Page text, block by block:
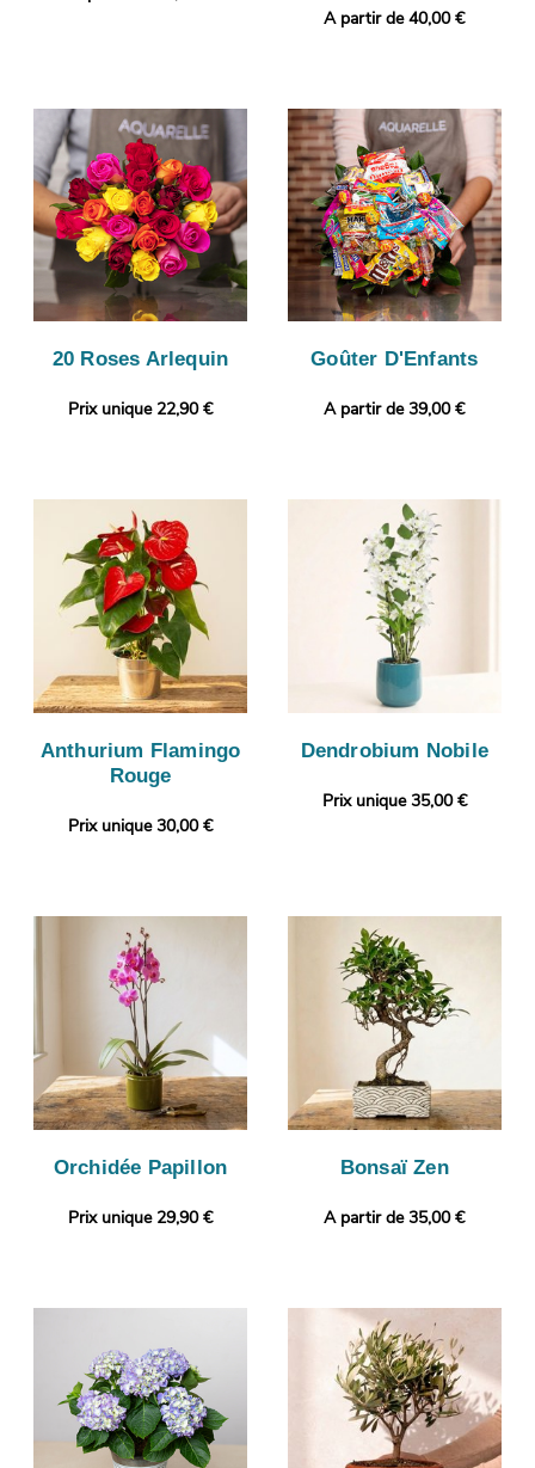
A partir de 40,00 €
20 Roses Arlequin
Prix unique 22,90 €
Goûter D'Enfants
A partir de 39,00 €
Anthurium Flamingo
Rouge
Prix unique 30,00 €
Dendrobium Nobile
Prix unique 35,00 €
Orchidée Papillon
Prix unique 29,90 €
Bonsaï Zen
A partir de 35,00 €